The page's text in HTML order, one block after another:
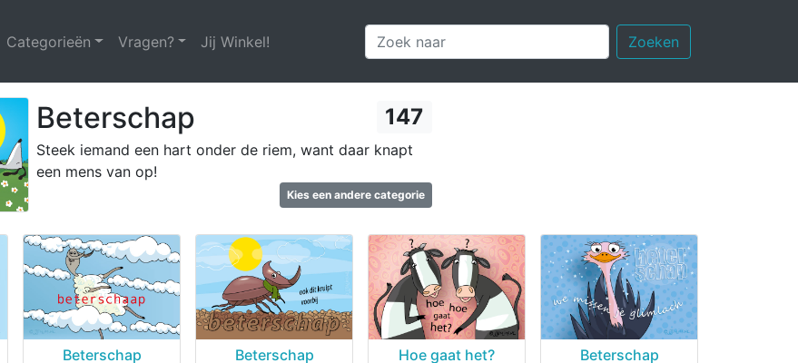
(huidige)
Categorieën Vragen? Jij Winkel! Zoeken
Beterschap 147
Steek iemand een hart onder de riem, want daar knapt
een mens van op!
Kies een andere categorie
Beterschap Beterschap Hoe gaat het? Beterschap